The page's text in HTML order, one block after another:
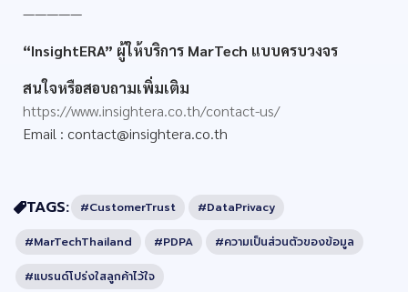
—————
“InsightERA” ผู้ให้บริการ MarTech แบบครบวงจร
สนใจหรือสอบถามเพิ่มเติม
https://www.insightera.co.th/contact-us/
Email : contact@insightera.co.th
TAGS: #CustomerTrust #DataPrivacy
#MarTechThailand #PDPA #ความเป็นส่วนตัวของข้อมูล
#แบรนด์โปร่งใสลูกค้าไว้ใจ